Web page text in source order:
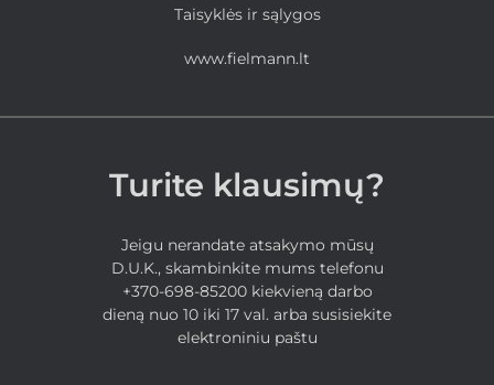
Taisyklės ir sąlygos
www.fielmann.lt
Turite klausimų?
Jeigu nerandate atsakymo mūsų
D.U.K., skambinkite mums telefonu
+370-698-85200 kiekvieną darbo
dieną nuo 10 iki 17 val. arba susisiekite
elektroniniu paštu